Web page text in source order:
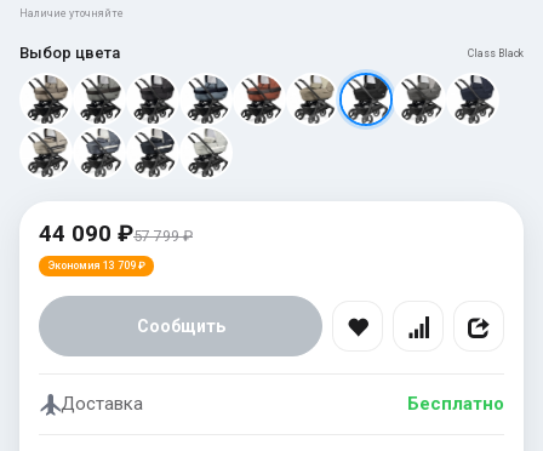
Наличие уточняйте
Выбор цвета Class Black
44 090 ₽57 799 ₽
Экономия 13 709 ₽
Сообщить
Доставка Бесплатно